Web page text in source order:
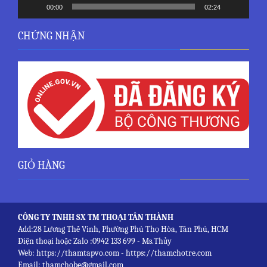
00:00 02:24
CHỨNG NHẬN
GIỎ HÀNG
CÔNG TY TNHH SX TM THOẠI TÂN THÀNH
Add:28 Lương Thế Vinh, Phường Phú Thọ Hòa, Tân Phú, HCM
Điện thoại hoặc Zalo :0942 133 699 - Ms.Thủy
Web: https://thamtapvo.com - https://thamchotre.com